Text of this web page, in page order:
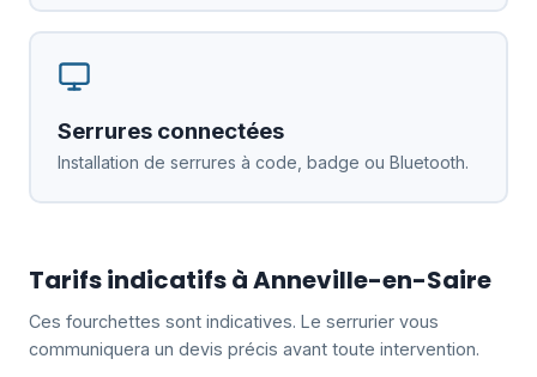
Serrures connectées
Installation de serrures à code, badge ou Bluetooth.
Tarifs indicatifs à Anneville-en-Saire
Ces fourchettes sont indicatives. Le serrurier vous
communiquera un devis précis avant toute intervention.